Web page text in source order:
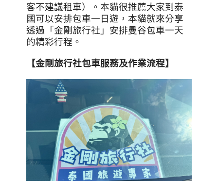
客不建議租車）。本貓很推薦大家到泰
國可以安排包車一日遊，本貓就來分享
透過「金剛旅行社」安排曼谷包車一天
的精彩行程。
【金剛旅行社包車服務及作業流程】